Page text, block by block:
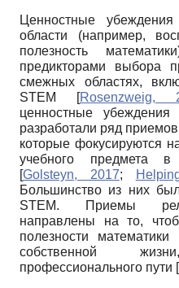
Ценностные
области (например,
полезность
предикторами выбора
смежных областях,
STEM
[Rosenzweig,
ценностные убеждения
разработали ряд
которые фокусируются
учебного предмета в
[Golsteyn, 2017;
Большинство из них
STEM. Приемы
направлены на то,
полезности
собственной
профессионального пути [